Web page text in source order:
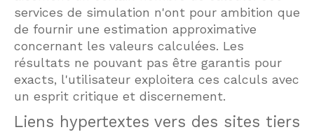
services de simulation n'ont pour ambition que
de fournir une estimation approximative
concernant les valeurs calculées. Les
résultats ne pouvant pas être garantis pour
exacts, l'utilisateur exploitera ces calculs avec
un esprit critique et discernement.
Liens hypertextes vers des sites tiers